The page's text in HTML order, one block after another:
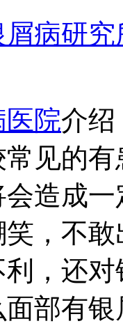
屑病研
院介绍
见的
造成
，不
，还
部有